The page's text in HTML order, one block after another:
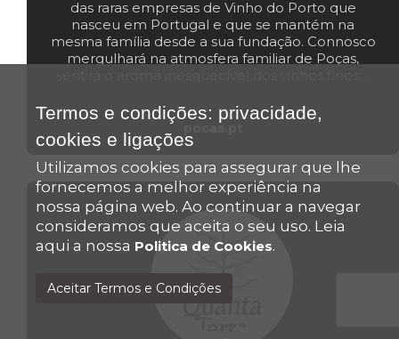
das raras empresas de Vinho do Porto que
nasceu em Portugal e que se mantém na
mesma família desde a sua fundação. Connosco
mergulhará na atmosfera familiar de Poças,
pocas.pt
Termos e condições: privacidade,
cookies e ligações
Utilizamos cookies para assegurar que lhe
fornecemos a melhor experiência na
nossa página web. Ao continuar a navegar
consideramos que aceita o seu uso. Leia
aqui a nossa Politica de Cookies.
Aceitar Termos e Condições